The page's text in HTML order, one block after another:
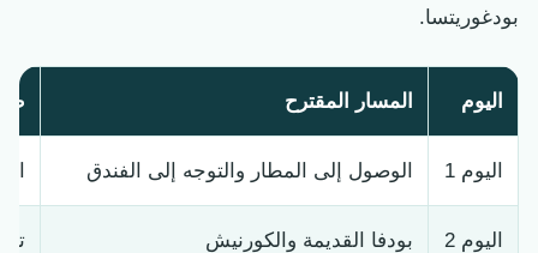
بودغوريتسا.
اليوم المسار المقترح
اليوم 1 الوصول إلى المطار والتوجه إلى الفندق
اليوم 2 بودفا القديمة والكورنيش